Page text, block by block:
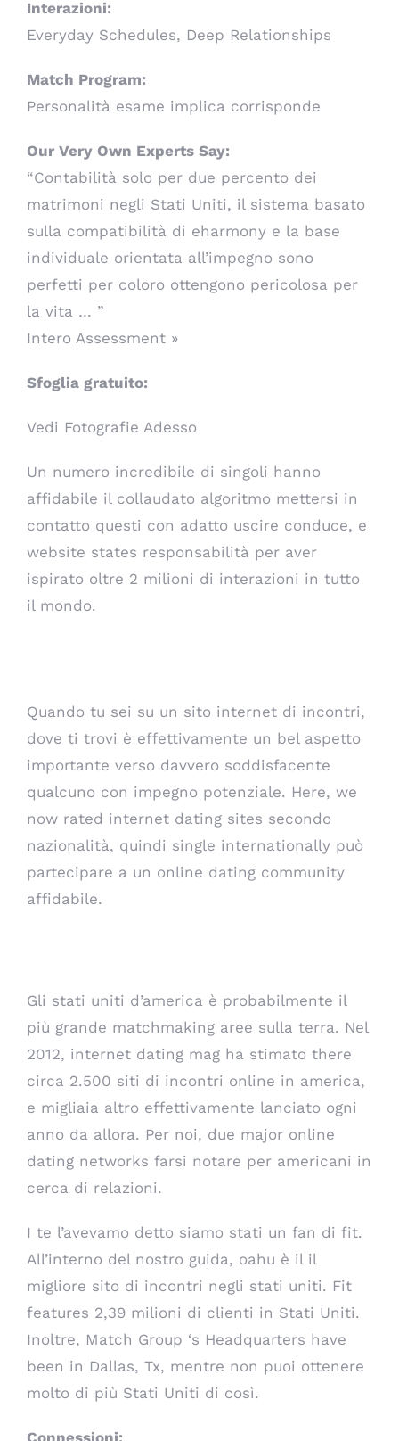
Interazioni:
Everyday Schedules, Deep Relationships
Match Program:
Personalità esame implica corrisponde
Our Very Own Experts Say:
“Contabilità solo per due percento dei
matrimoni negli Stati Uniti, il sistema basato
sulla compatibilità di eharmony e la base
individuale orientata all’impegno sono
perfetti per coloro ottengono pericolosa per
la vita … ”
Intero Assessment »
Sfoglia gratuito:
Vedi Fotografie Adesso
Un numero incredibile di singoli hanno
affidabile il collaudato algoritmo mettersi in
contatto questi con adatto uscire conduce, e
website states responsabilità per aver
ispirato oltre 2 milioni di interazioni in tutto
il mondo.
Quando tu sei su un sito internet di incontri,
dove ti trovi è effettivamente un bel aspetto
importante verso davvero soddisfacente
qualcuno con impegno potenziale. Here, we
now rated internet dating sites secondo
nazionalità, quindi single internationally può
partecipare a un online dating community
affidabile.
Gli stati uniti d’america è probabilmente il
più grande matchmaking aree sulla terra. Nel
2012, internet dating mag ha stimato there
circa 2.500 siti di incontri online in america,
e migliaia altro effettivamente lanciato ogni
anno da allora. Per noi, due major online
dating networks farsi notare per americani in
cerca di relazioni.
I te l’avevamo detto siamo stati un fan di fit.
All’interno del nostro guida, oahu è il il
migliore sito di incontri negli stati uniti. Fit
features 2,39 milioni di clienti in Stati Uniti.
Inoltre, Match Group ‘s Headquarters have
been in Dallas, Tx, mentre non puoi ottenere
molto di più Stati Uniti di così.